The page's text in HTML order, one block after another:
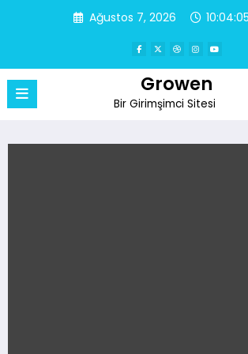
Ağustos 7, 2026
Growen
Bir Girimşimci Sitesi